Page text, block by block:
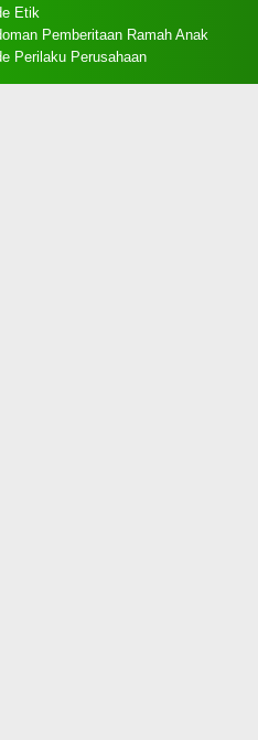
Etik
Pemberitaan Ramah Anak
Perilaku Perusahaan